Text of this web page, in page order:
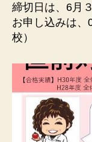
締切日は、6月
お申し込みは、
校）